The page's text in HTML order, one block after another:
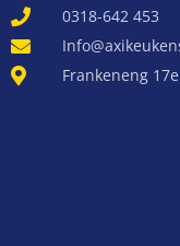
0318-642 453
Frankeneng